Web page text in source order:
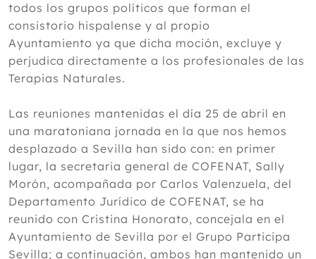
todos los grupos políticos que forman el
consistorio hispalense y al propio
Ayuntamiento ya que dicha moción, excluye y
perjudica directamente a los profesionales de las
Terapias Naturales.
Las reuniones mantenidas el día 25 de abril en
una maratoniana jornada en la que nos hemos
desplazado a Sevilla han sido con: en primer
lugar, la secretaria general de COFENAT, Sally
Morón, acompañada por Carlos Valenzuela, del
Departamento Jurídico de COFENAT, se ha
reunido con Cristina Honorato, concejala en el
Ayuntamiento de Sevilla por el Grupo Participa
Sevilla; a continuación, ambos han mantenido un